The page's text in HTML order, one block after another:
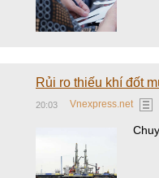
Rủi ro thiếu khí đốt
20:03 Vnexpress.net